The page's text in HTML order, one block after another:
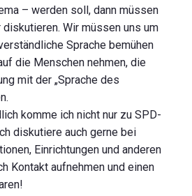
– werden soll, dann müssen
Wir müssen uns um
Sprache bemühen
die Menschen nehmen, die
mit der „Sprache des
komme ich nicht nur zu SPD-
diskutiere auch gerne bei
Einrichtungen und anderen
Kontakt aufnehmen und einen